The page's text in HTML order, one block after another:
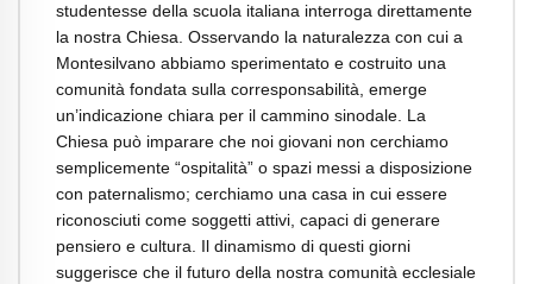
studentesse della scuola italiana interroga direttamente
la nostra Chiesa. Osservando la naturalezza con cui a
Montesilvano abbiamo sperimentato e costruito una
comunità fondata sulla corresponsabilità, emerge
un’indicazione chiara per il cammino sinodale. La
Chiesa può imparare che noi giovani non cerchiamo
semplicemente “ospitalità” o spazi messi a disposizione
con paternalismo; cerchiamo una casa in cui essere
riconosciuti come soggetti attivi, capaci di generare
pensiero e cultura. Il dinamismo di questi giorni
suggerisce che il futuro della nostra comunità ecclesiale